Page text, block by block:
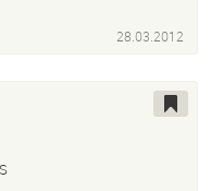
28.03.2012